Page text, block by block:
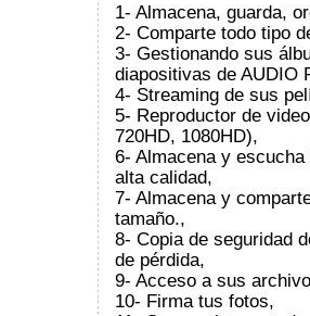
1- Almacena, guarda,
2- Comparte todo tipo
3- Gestionando sus
diapositivas de AUDIO
4- Streaming de sus
5- Reproductor de
720HD, 1080HD),
6- Almacena y
alta calidad,
7- Almacena y
tamaño.,
8- Copia de seguridad
de pérdida,
9- Acceso a sus
10- Firma tus fotos,